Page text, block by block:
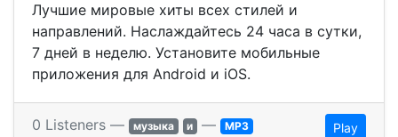
Лучшие мировые хиты всех стилей и
направлений. Наслаждайтесь 24 часа в сутки,
7 дней в неделю. Установите мобильные
приложения для Android и iOS.
0 Listeners — музыка и — MP3 Play